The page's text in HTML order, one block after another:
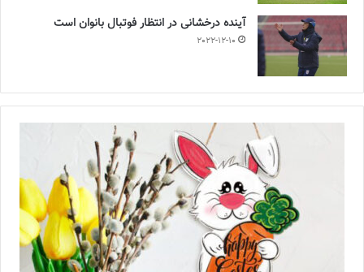
آینده درخشانی در انتظار فوتبال بانوان است
2022-12-10